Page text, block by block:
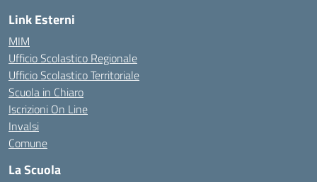
Link Esterni
MIM
Ufficio Scolastico Regionale
Ufficio Scolastico Territoriale
Scuola in Chiaro
Iscrizioni On Line
Invalsi
Comune
La Scuola